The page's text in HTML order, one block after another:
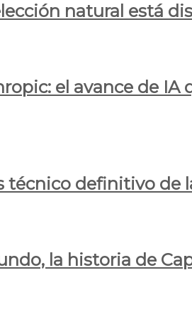
natural está
el avance de
técnico definitivo
la historia de